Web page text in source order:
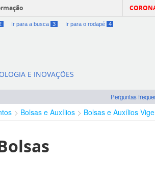
Ir para a busca 3 Ir para o rodapé 4
E INOVAÇÕES
Perguntas
Bolsas e Auxílios Bolsas e Auxílios